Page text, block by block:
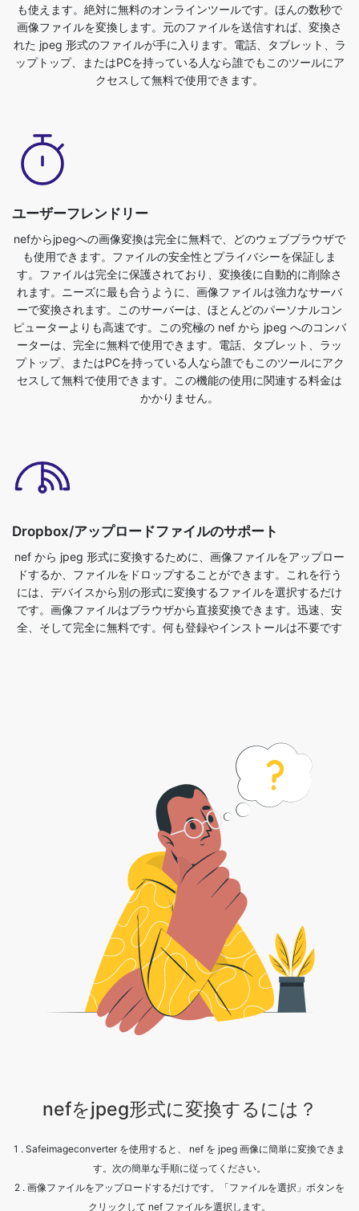
クセスして無料で使用できます。
ユーザーフレンドリー
nefからjpegへの画像変換は完全に無料で、どのウェブブラウザで
も使用できます。ファイルの安全性とプライバシーを保証しま
す。ファイルは完全に保護されており、変換後に自動的に削除さ
れます。ニーズに最も合うように、画像ファイルは強力なサーバ
ーで変換されます。このサーバーは、ほとんどのパーソナルコン
ピューターよりも高速です。この究極の nef から jpeg へのコンバ
ーターは、完全に無料で使用できます。電話、タブレット、ラッ
プトップ、またはPCを持っている人なら誰でもこのツールにアク
セスして無料で使用できます。この機能の使用に関連する料金は
かかりません。
Dropbox/アップロードファイルのサポート
nef から jpeg 形式に変換するために、画像ファイルをアップロー
には、デバイスから別の形式に変換するファイルを選択するだけ
です。画像ファイルはブラウザから直接変換できます。迅速、安
全、そして完全に無料です。何も登録やインストールは不要です
nefをjpeg形式に変換するには？
す。次の簡単な手順に従ってください。
2 . 画像ファイルをアップロードするだけです。「ファイルを選択」ボタンを
3 . [変換] をクリックします。
4 . 処理が完了するまで待ちます。
5 . [ダウンロード] ボタンをクリックして、変換されたファイルを取得しま